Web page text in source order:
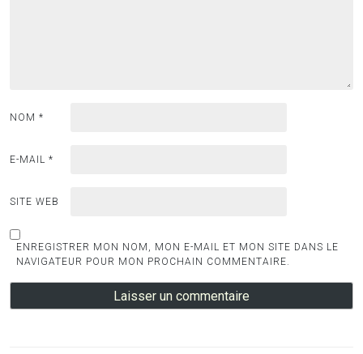
NOM *
E-MAIL *
SITE WEB
ENREGISTRER MON NOM, MON E-MAIL ET MON SITE DANS LE
NAVIGATEUR POUR MON PROCHAIN COMMENTAIRE.